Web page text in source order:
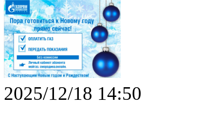
2025/12/18 14:50